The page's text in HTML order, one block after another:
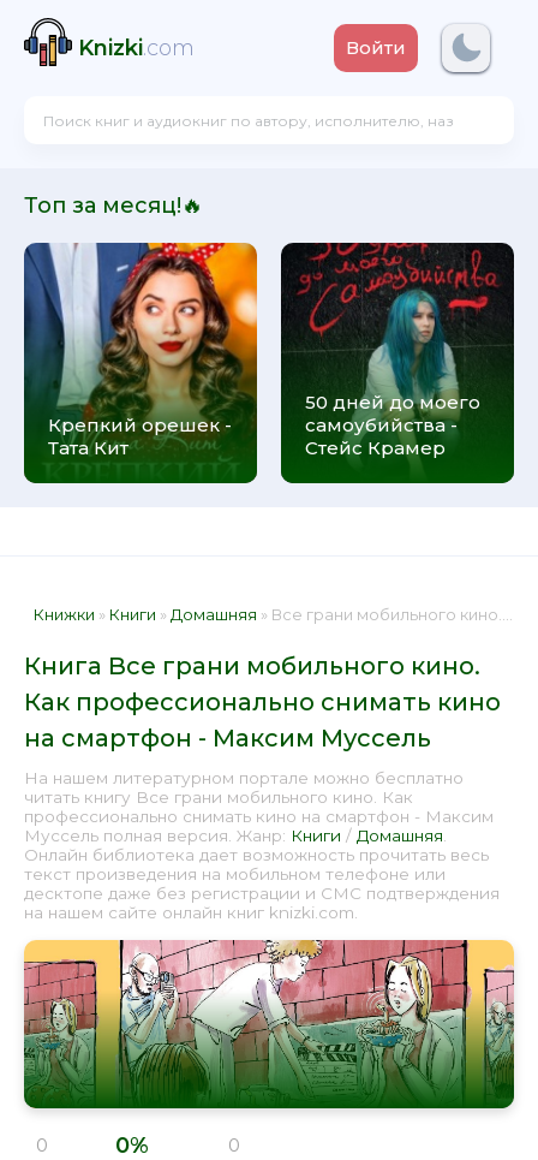
Knizki.com Войти
Топ за месяц!🔥
Крепкий орешек -
Тата Кит
50 дней до моего
самоубийства -
Стейс Крамер
Книжки » Книги » Домашняя » Все грани мобильного кино. Как профессионально снимать кино на смартфон - Максим Муссель 📕 - Книга онлайн бесплатно
Книга Все грани мобильного кино.
Как профессионально снимать кино
на смартфон - Максим Муссель
На нашем литературном портале можно бесплатно
читать книгу Все грани мобильного кино. Как
профессионально снимать кино на смартфон - Максим
Муссель полная версия. Жанр: Книги / Домашняя
Онлайн библиотека дает возможность прочитать весь
текст произведения на мобильном телефоне или
десктопе даже без регистрации и СМС подтверждения
на нашем сайте онлайн книг knizki.com.
0 0% 0